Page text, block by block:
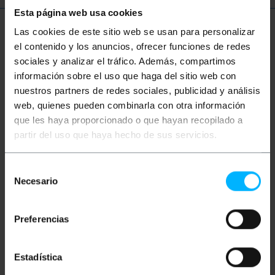
Esta página web usa cookies
Las cookies de este sitio web se usan para personalizar
el contenido y los anuncios, ofrecer funciones de redes
sociales y analizar el tráfico. Además, compartimos
información sobre el uso que haga del sitio web con
nuestros partners de redes sociales, publicidad y análisis
web, quienes pueden combinarla con otra información
que les haya proporcionado o que hayan recopilado a
partir del uso que haya hecho de sus servicios.
Necesario
Preferencias
Estadística
Mehr Info
Beschreibung
Wärmematte oder Schreibtisch mit integrierter
Heizung. Es ist eine braune Kunstlederoberfläche, in
die ein elektrisches Heizsystem integriert ist. Mit
Potentiometer zur Einstellung der Heizleistung.
Böden, auf denen der Benutzer viel Zeit im Sitzen
verbringt, um zu verhindern, dass Hände oder Füße
kalt werden. Ideal für Arbeitsplätze, an denen sich
Boden kalt ist. Es hat mehrere Anwendungen.
verfügt über ein Potentiometer zur
Regulierung der Temperatur der thermischen